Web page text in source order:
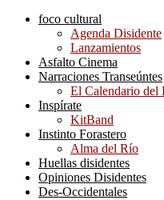
foco cultural
Agenda Disidente
Lanzamientos
Asfalto Cinema
Narraciones Transeúntes
El Calendario del
Inspírate
KitBand
Instinto Forastero
Alma del Río
Huellas disidentes
Opiniones Disidentes
Des-Occidentales